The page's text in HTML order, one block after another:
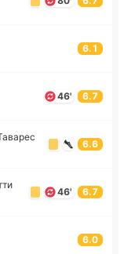
6.1
46' 6.7
6.6
46' 6.7
6.0